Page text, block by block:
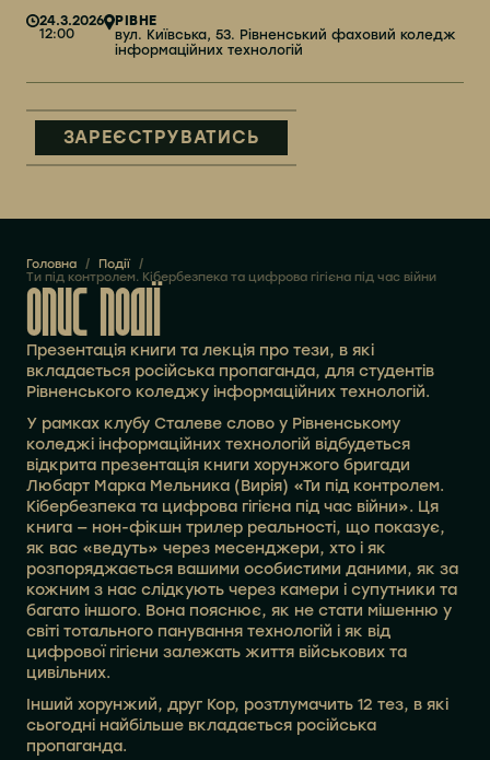
24.3.2026
12:00
РІВНЕ
вул. Київська, 53. Рівненський фаховий коледж
інформаційних технологій
ЗАРЕЄСТРУВАТИСЬ
Головна / Події/
Ти під контролем. Кібербезпека та цифрова гігієна під час війни
ОПИС ПОДІЇ
Презентація книги та лекція про тези, в які
вкладається російська пропаганда, для студентів
Рівненського коледжу інформаційних технологій.
У рамках клубу Сталеве слово у Рівненському
коледжі інформаційних технологій відбудеться
відкрита презентація книги хорунжого бригади
Любарт Марка Мельника (Вирія) «Ти під контролем.
Кібербезпека та цифрова гігієна під час війни». Ця
книга — нон-фікшн трилер реальності, що показує,
як вас «ведуть» через месенджери, хто і як
розпоряджається вашими особистими даними, як за
кожним з нас слідкують через камери і супутники та
багато іншого. Вона пояснює, як не стати мішенню у
світі тотального панування технологій і як від
цифрової гігієни залежать життя військових та
цивільних.
Інший хорунжий, друг Кор, розтлумачить 12 тез, в які
сьогодні найбільше вкладається російська
пропаганда.